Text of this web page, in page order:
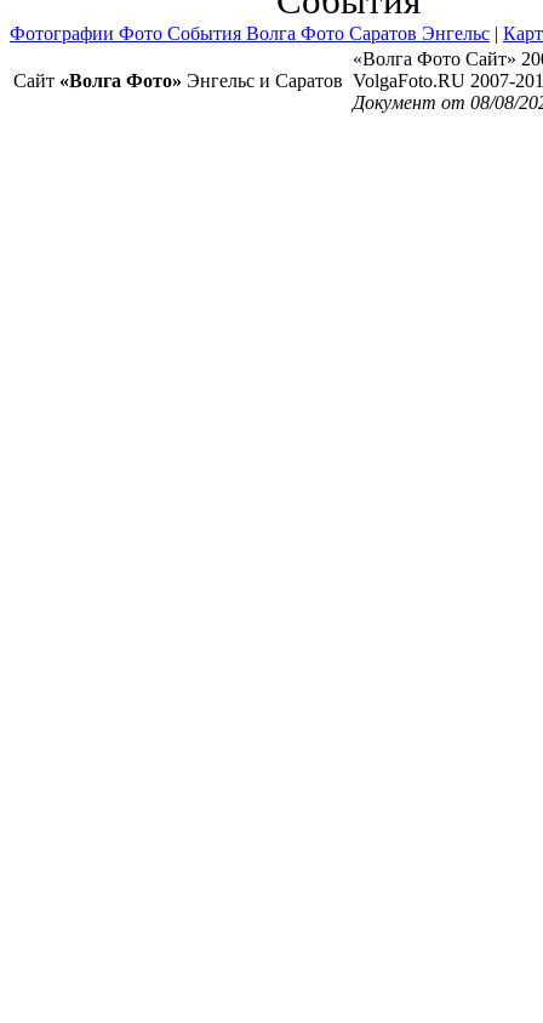
Фотографии Фото События Волга Фото Саратов Энгельс |
Сайт «Волга Фото» Энгельс и Саратов
«Волга Фото Сайт»
VolgaFoto.RU 2007-
Документ от 08/08/